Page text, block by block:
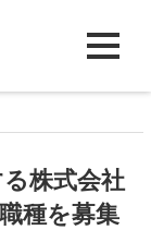
る株式会社
種を募集